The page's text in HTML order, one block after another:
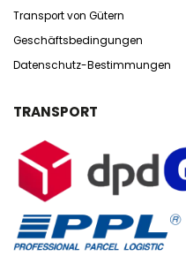
Transport von Gütern
Geschäftsbedingungen
Datenschutz-Bestimmungen
TRANSPORT